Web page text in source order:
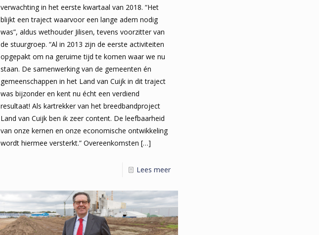
verwachting in het eerste kwartaal van 2018. “Het
blijkt een traject waarvoor een lange adem nodig
was”, aldus wethouder Jilisen, tevens voorzitter van
de stuurgroep. “Al in 2013 zijn de eerste activiteiten
opgepakt om na geruime tijd te komen waar we nu
staan. De samenwerking van de gemeenten én
gemeenschappen in het Land van Cuijk in dit traject
was bijzonder en kent nu écht een verdiend
resultaat! Als kartrekker van het breedbandproject
Land van Cuijk ben ik zeer content. De leefbaarheid
van onze kernen en onze economische ontwikkeling
wordt hiermee versterkt.” Overeenkomsten […]
Lees meer